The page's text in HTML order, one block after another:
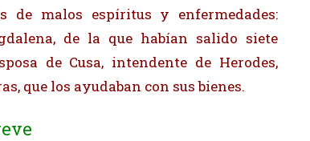
de malos espíritus y enfermedades:
de la que habían salido siete
de Cusa, intendente de Herodes,
que los ayudaban con sus bienes.